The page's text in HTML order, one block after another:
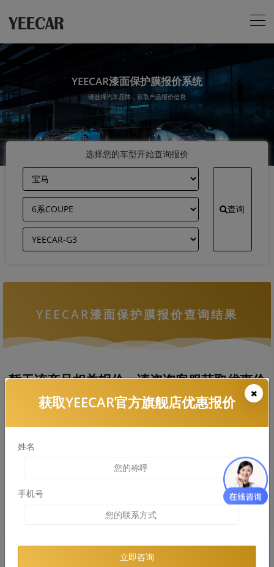
YEECAR漆面保护膜报价系统
请选择汽车品牌，获取产品报价信息
选择您的车型开始查询报价
查询
YEECAR漆面保护膜报价查询结果
暂无该产品相关报价，请咨询客服获取优惠价
格
获取YEECAR官方旗舰店优惠报价
姓名
手机号
立即咨询